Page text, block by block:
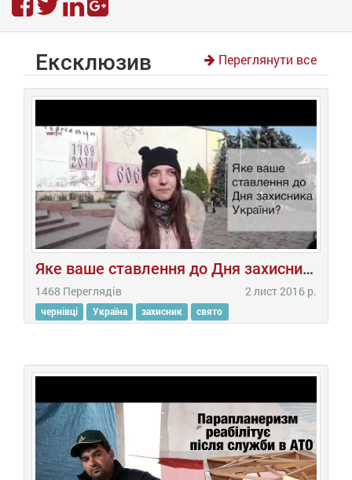
Ексклюзив Переглянути все
Яке ваше ставлення до Дня захисника України?
1468 Переглядів 2 лист 2016 р.
чернівці Україна захисник свято